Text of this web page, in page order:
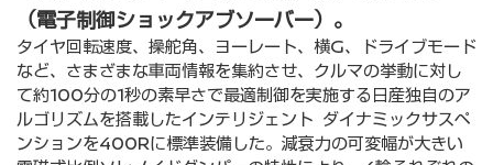
（電⼦制御ショックアブソーバー）。
タイヤ回転速度、操舵⾓、ヨーレート、横G、ドライブモード
など、さまざまな⾞両情報を集約させ、クルマの挙動に対し
て約100分の1秒の素早さで最適制御を実施する⽇産独⾃のア
ルゴリズムを搭載したインテリジェント ダイナミックサスペ
ンションを400Rに標準装備した。減衰⼒の可変幅が⼤きい